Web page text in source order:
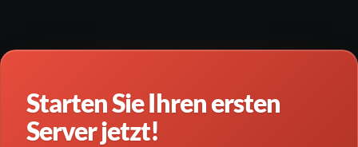
unserem
Mods, Datapacks, Maps oder Plugins
Starten Sie Ihren ersten
Server jetzt!